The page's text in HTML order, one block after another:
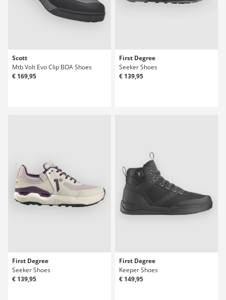
Scott
Mtb Volt Evo Clip BOA Shoes
€ 169,95
First Degree
Seeker Shoes
€ 139,95
First Degree
Seeker Shoes
€ 139,95
First Degree
Keeper Shoes
€ 149,95